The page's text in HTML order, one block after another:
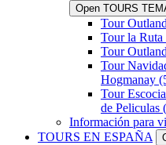
Open TOURS
Tour
Tour la Ruta
Tour
Tour
Hogmanay
Tour
de Peliculas
Información para
TOURS EN ESPAÑA